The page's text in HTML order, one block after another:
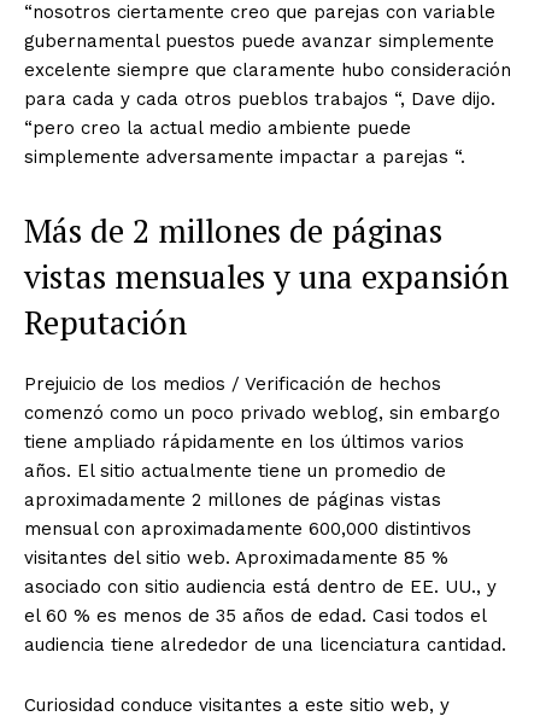
“nosotros ciertamente creo que parejas con variable
gubernamental puestos puede avanzar simplemente
excelente siempre que claramente hubo consideración
para cada y cada otros pueblos trabajos “, Dave dijo.
“pero creo la actual medio ambiente puede
simplemente adversamente impactar a parejas “.
Más de 2 millones de páginas
vistas mensuales y una expansión
Reputación
Prejuicio de los medios / Verificación de hechos
comenzó como un poco privado weblog, sin embargo
tiene ampliado rápidamente en los últimos varios
años. El sitio actualmente tiene un promedio de
aproximadamente 2 millones de páginas vistas
mensual con aproximadamente 600,000 distintivos
visitantes del sitio web. Aproximadamente 85 %
asociado con sitio audiencia está dentro de EE. UU., y
el 60 % es menos de 35 años de edad. Casi todos el
audiencia tiene alrededor de una licenciatura cantidad.
Curiosidad conduce visitantes a este sitio web, y